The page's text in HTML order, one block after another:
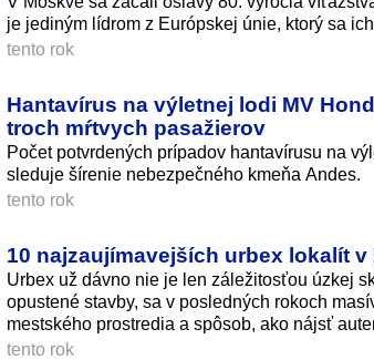
je jediným lídrom z Európskej únie, ktorý sa
tento rok
Hantavírus na výletnej lodi MV
troch mŕtvych pasažierov
Počet potvrdených prípadov hantavírusu na
sleduje šírenie nebezpečného kmeňa Andes.
tento rok
10 najzaujímavejších urbex lokalít
Urbex už dávno nie je len záležitosťou úzkej
opustené stavby, sa v posledných rokoch
mestského prostredia a spôsob, ako nájsť
tento rok